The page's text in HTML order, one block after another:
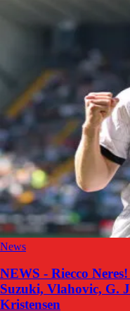
News
NEWS - Riecco
Suzuki, Vlahovic, G.
Kristensen